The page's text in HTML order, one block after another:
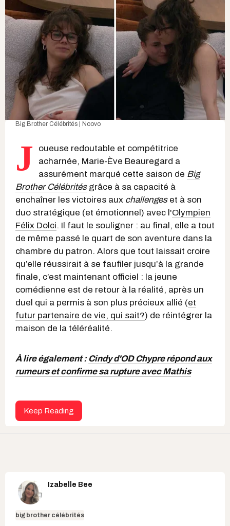
Big Brother Célébrités | Noovo
J
oueuse redoutable et compétitrice
acharnée, Marie-Ève Beauregard a
assurément marqué cette saison de Big
Brother Célébritésgrâce à sa capacité à
enchaîner les victoires aux challengeset à son
duo stratégique (et émotionnel) avec l'Olympien
Félix Dolci. Il faut le souligner : au final, elle a tout
de même passé le quart de son aventure dans la
chambre du patron. Alors que tout laissait croire
qu’elle réussirait à se faufiler jusqu’à la grande
finale, c’est maintenant officiel : la jeune
comédienne est de retour à la réalité, après un
duel qui a permis à son plus précieux allié (et
futur partenaire de vie, qui sait?) de réintégrer la
maison de la téléréalité.
À lire également : Cindy d'OD Chypre répond aux
rumeurs et confirme sa rupture avec Mathis
Keep Reading
Izabelle Bee
big brother célébrités